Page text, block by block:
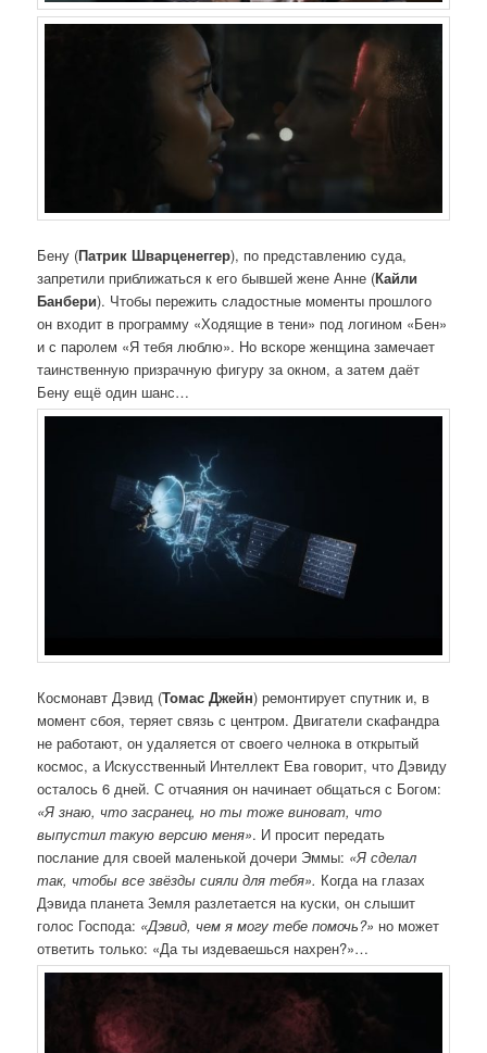
Бену (Патрик Шварценеггер), по представлению суда,
запретили приближаться к его бывшей жене Анне (Кайли
Банбери). Чтобы пережить сладостные моменты прошлого
он входит в программу «Ходящие в тени» под логином «Бен»
и с паролем «Я тебя люблю». Но вскоре женщина замечает
таинственную призрачную фигуру за окном, а затем даёт
Бену ещё один шанс…
Космонавт Дэвид (Томас Джейн) ремонтирует спутник и, в
момент сбоя, теряет связь с центром. Двигатели скафандра
не работают, он удаляется от своего челнока в открытый
космос, а Искусственный Интеллект Ева говорит, что Дэвиду
осталось 6 дней. С отчаяния он начинает общаться с Богом:
«Я знаю, что засранец, но ты тоже виноват, что
выпустил такую версию меня». И просит передать
послание для своей маленькой дочери Эммы: «Я сделал
так, чтобы все звёзды сияли для тебя». Когда на глазах
Дэвида планета Земля разлетается на куски, он слышит
голос Господа: «Дэвид, чем я могу тебе помочь?» но может
ответить только: «Да ты издеваешься нахрен?»…